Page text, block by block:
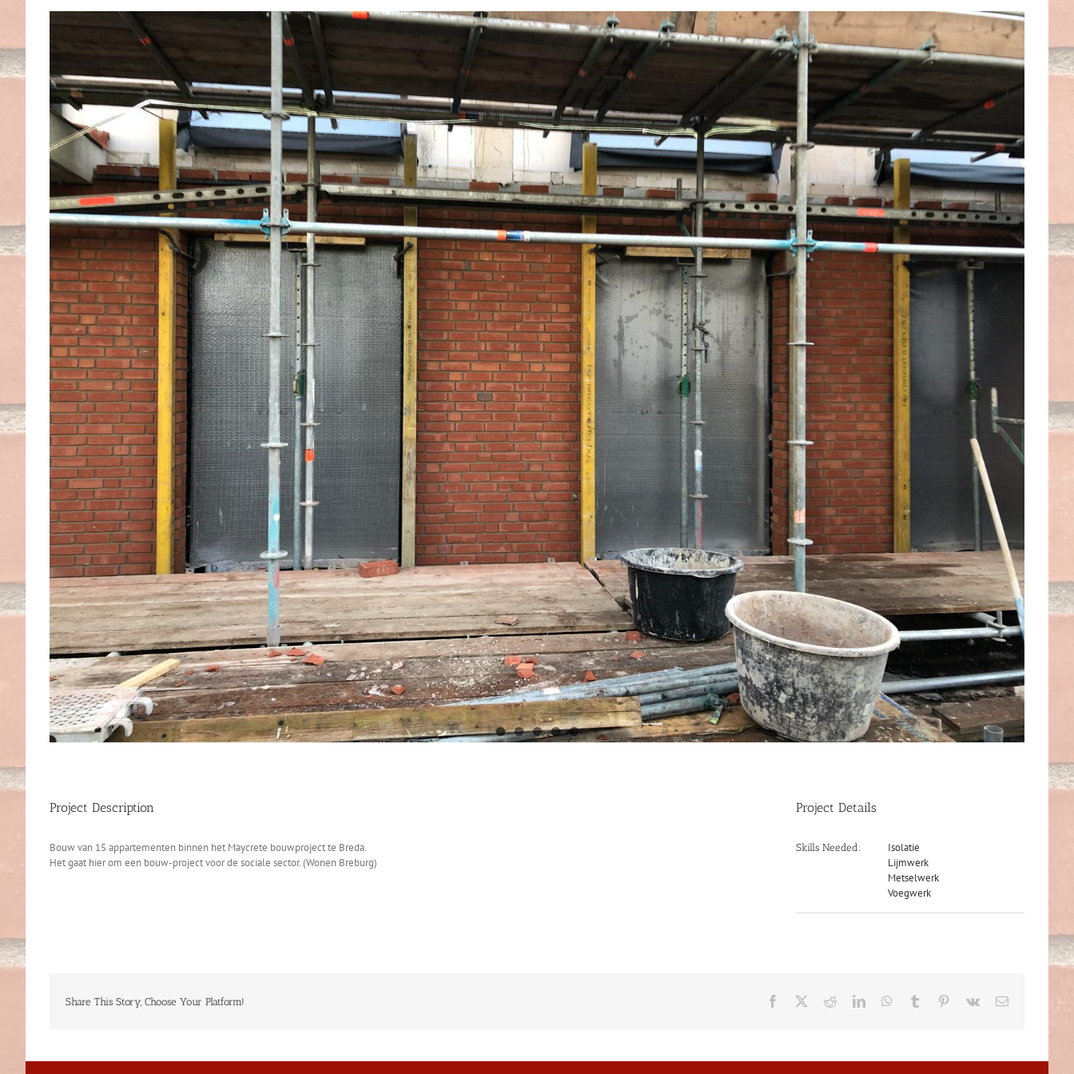
Project Description
Bouw van 15 appartementen binnen het Maycrete bouwproject te Breda.
Het gaat hier om een bouw-project voor de sociale sector. (Wonen Breburg)
Project Details
Skills Needed:
Isolatie
Lijmwerk
Metselwerk
Voegwerk
Share This Story, Choose Your Platform! Facebook RedditLinkedInWhatsApp
Tumblr Pinterest
Vk
E-